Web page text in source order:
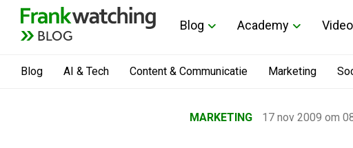
BLOG
Blog Academy
Blog AI & Tech Content & Communicatie Marketing
›MARKETING 17 nov 2009 om